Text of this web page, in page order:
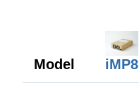
Model iMP8